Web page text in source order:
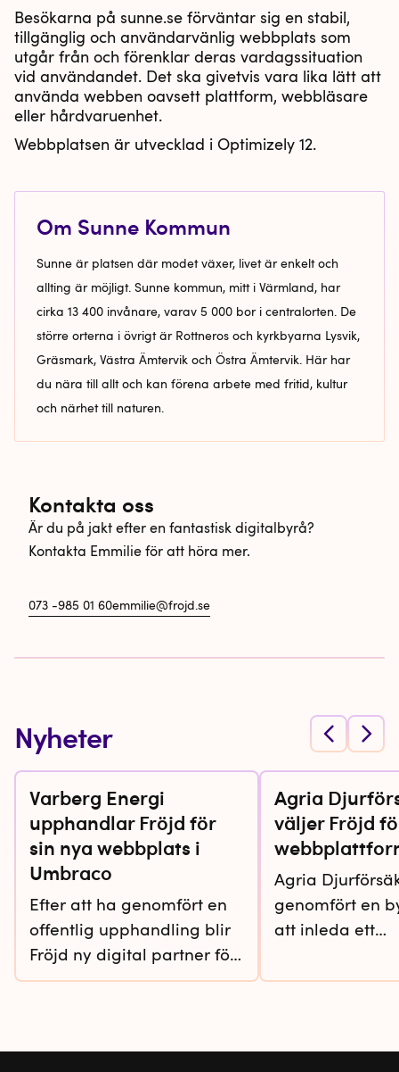
Besökarna på sunne.se förväntar sig en stabil,
tillgänglig och användarvänlig webbplats som
utgår från och förenklar deras vardagssituation
vid användandet. Det ska givetvis vara lika lätt att
använda webben oavsett plattform, webbläsare
eller hårdvaruenhet.
Webbplatsen är utvecklad i Optimizely 12.
Om Sunne Kommun
Sunne är platsen där modet växer, livet är enkelt och
allting är möjligt. Sunne kommun, mitt i Värmland, har
cirka 13 400 invånare, varav 5 000 bor i centralorten. De
större orterna i övrigt är Rottneros och kyrkbyarna Lysvik,
Gräsmark, Västra Ämtervik och Östra Ämtervik. Här har
du nära till allt och kan förena arbete med fritid, kultur
och närhet till naturen.
Kontakta oss
Är du på jakt efter en fantastisk digitalbyrå?
Kontakta Emmilie för att höra mer.
073 -985 01 60emmilie@frojd.se
Nyheter
Varberg Energi
upphandlar Fröjd för
sin nya webbplats i
Umbraco
Efter att ha genomfört en
offentlig upphandling blir
Fröjd ny digital partner för
att ta fram Varberg Energis
Agria
väljer Fröjd
Agria
genomfört en
att inleda ett
accelerera